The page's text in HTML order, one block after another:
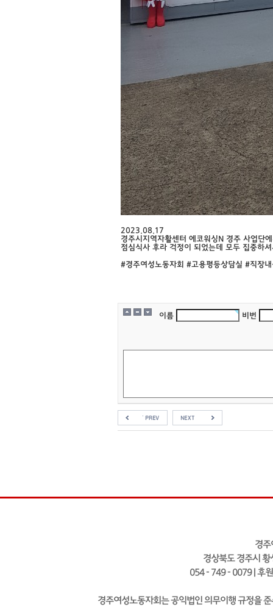
2023.08.17
경주시지역자활센터 에코워싱N 경주 사업단
점심식사 후라 걱정이 되었는데 모두 집중하
#경주여성노동자회 #고용평등상담실 #직장
이름 비번
경주
경상북도 경주시
054 - 749 - 0079 | 후
경주여성노동자회는 공익법인 의무이행 규정을